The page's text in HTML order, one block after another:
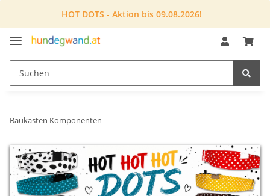
HOT DOTS - Aktion bis 09.08.2026!
Baukasten Komponenten